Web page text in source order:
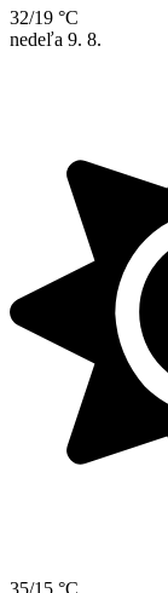
32/19 °C
nedeľa 9. 8.
35/15 °C